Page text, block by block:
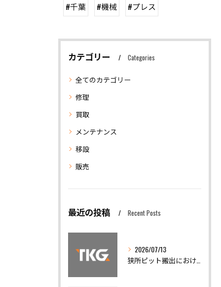
#千葉 #機械 #プレス
カテゴリー Categories
全てのカテゴリー
修理
買取
メンテナンス
移設
販売
最近の投稿 Recent Posts
2026/07/13